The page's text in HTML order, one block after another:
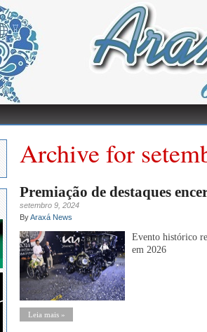
Archive for
Premiação de destaques
setembro 9, 2024
ByAraxá News
Evento histórico
em 2026
Leia mais »